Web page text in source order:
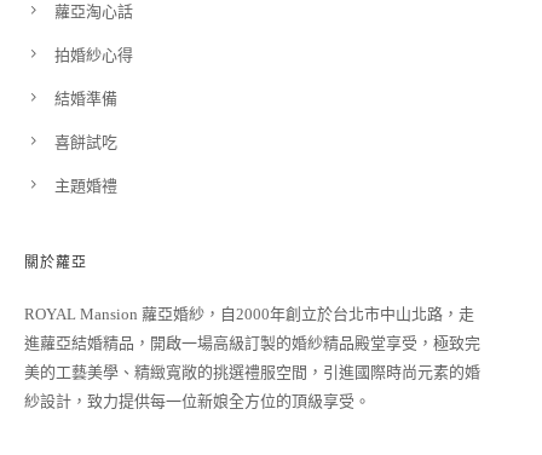
蘿亞淘心話
拍婚紗心得
結婚準備
喜餅試吃
主題婚禮
關於蘿亞
ROYAL Mansion 蘿亞婚紗，自2000年創立於台北市中山北路，走
進蘿亞結婚精品，開啟一場高級訂製的婚紗精品殿堂享受，極致完
美的工藝美學、精緻寬敞的挑選禮服空間，引進國際時尚元素的婚
紗設計，致力提供每一位新娘全方位的頂級享受。